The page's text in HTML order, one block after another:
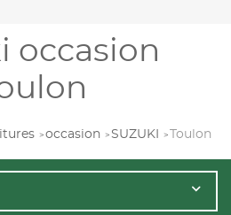
occasion
occasion SUZUKI Toulon